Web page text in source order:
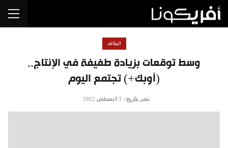
وسط توقعات بزيادة طفيفة في الإنتاج..
(أوبك+) تجتمع اليوم
الطاقة
نشر بتاريخ: 3 أغسطس 2022